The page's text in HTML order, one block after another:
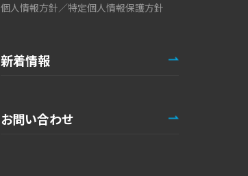
個人情報方針／特定個人情報保護方針
新着情報
お問い合わせ